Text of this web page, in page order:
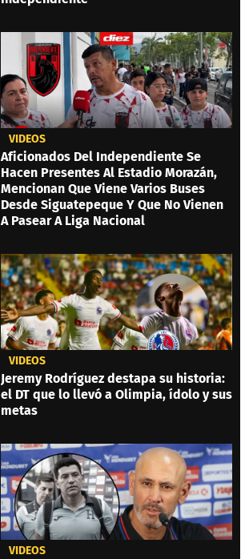
VIDEOS
Aficionados Del Independiente Se
Hacen Presentes Al Estadio Morazán,
Mencionan Que Viene Varios Buses
Desde Siguatepeque Y Que No Vienen
A Pasear A Liga Nacional
VIDEOS
Jeremy Rodríguez destapa su historia:
el DT que lo llevó a Olimpia, ídolo y sus
metas
VIDEOS